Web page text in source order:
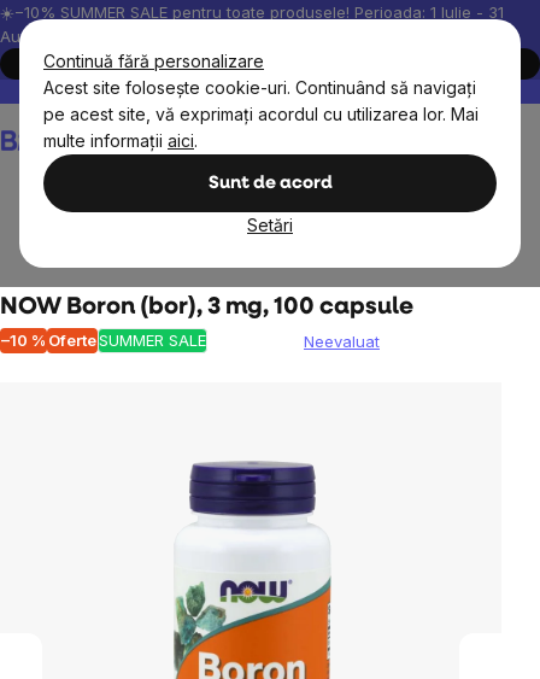
Continuă fără personalizare
Acest site folosește cookie-uri. Continuând să navigați
pe acest site, vă exprimați acordul cu utilizarea lor. Mai
multe informații aici.
Sunt de acord
Setări
Treci
la
conținut
☀️−10% SUMMER SALE pentru toate produsele! Perioada: 1 Iulie - 31
August, 2026.
Cumpără acum
Peste 200.000 de recenzii verificate
Produsele noastre sunt
Coş
de
NOW Boron (bor), 3 mg, 100 capsule
–10 % OferteSUMMER SALE
Evaluarea
0,0
din
5
Neevaluat